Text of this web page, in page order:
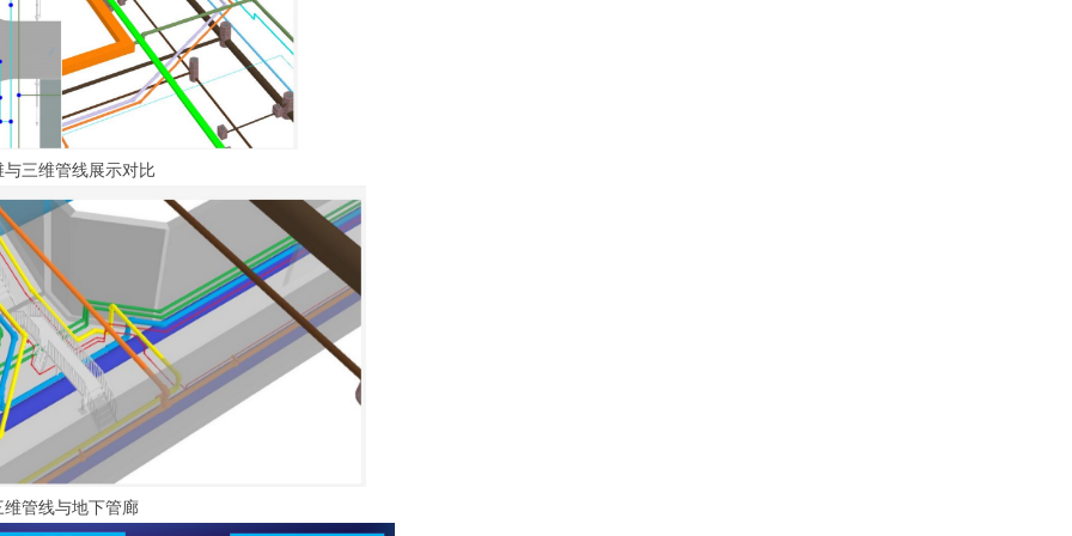
与三维管线展示对比
维管线与地下管廊